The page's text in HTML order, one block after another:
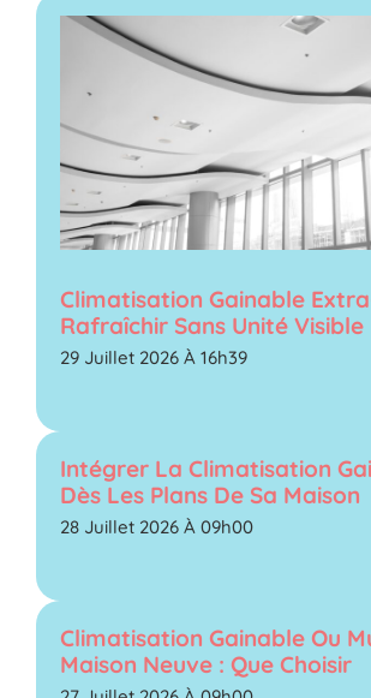
Climatisation Gainable
Rafraîchir Sans Unité Visible
29 Juillet 2026 À 16h39
Intégrer La Climatisation
Dès Les Plans De Sa Maison
28 Juillet 2026 À 09h00
Climatisation Gainable Ou
Maison Neuve : Que Choisir